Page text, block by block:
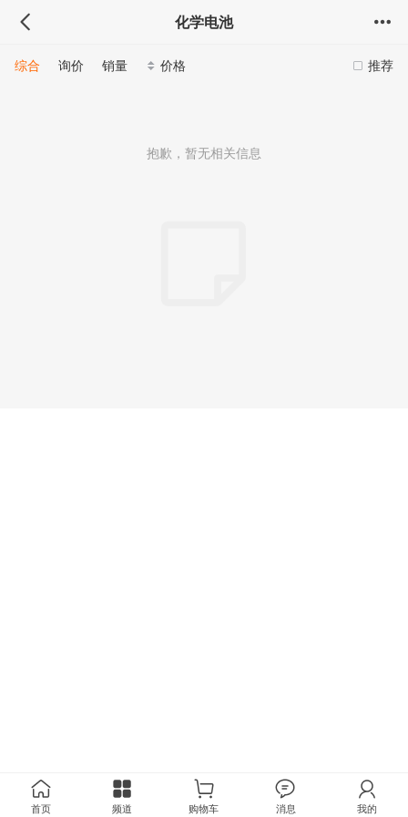
化学电池
推荐
综合 询价 销量 价格
抱歉，暂无相关信息
首页 频道 购物车 消息 我的